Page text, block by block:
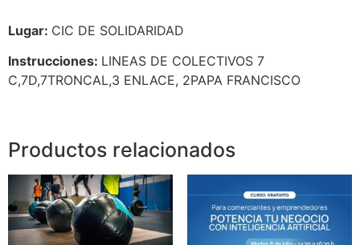
Lugar: CIC DE SOLIDARIDAD
Instrucciones: LINEAS DE COLECTIVOS 7
C,7D,7TRONCAL,3 ENLACE, 2PAPA FRANCISCO
Productos relacionados